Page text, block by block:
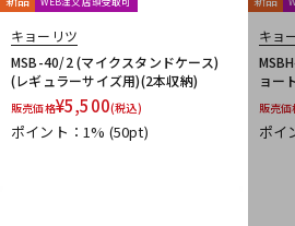
Groove Tubes
HEDD
HEiL SOUND HERCULES
HUMPBACK ENGINEERING
IGS Audio
Ikebe Original
infist Design ISO
キョーリツ
MSB-40/2 (マイクスタンドケース)
(レギュラーサイズ用)(2本収納)
販売価格¥5,500(税込)
ポイント：1% (50pt)
キョ
ョー
販売価
ポイ